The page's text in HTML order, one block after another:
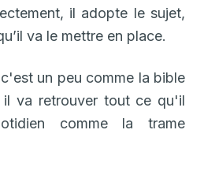
il adopte le sujet,
va le mettre en place.
un peu comme la bible
il va retrouver tout ce qu'il
comme la trame